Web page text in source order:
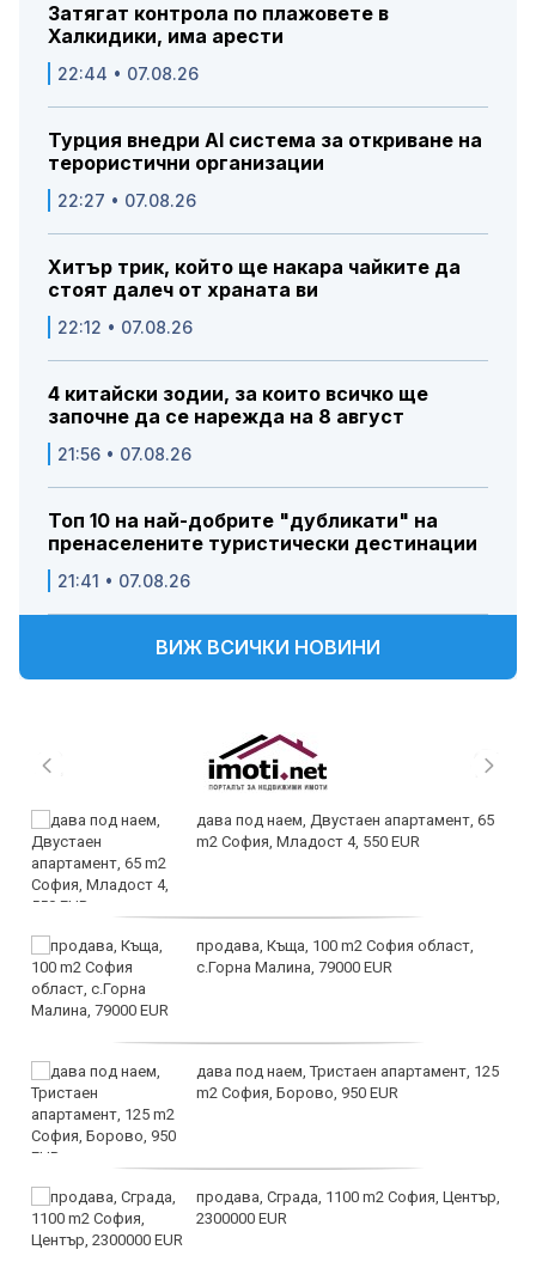
Затягат контрола по плажовете в
Халкидики, има арести
22:44 • 07.08.26
Турция внедри AI система за откриване на
терористични организации
22:27 • 07.08.26
Хитър трик, който ще накара чайките да
стоят далеч от храната ви
22:12 • 07.08.26
4 китайски зодии, за които всичко ще
започне да се нарежда на 8 август
21:56 • 07.08.26
Топ 10 на най-добрите "дубликати" на
пренаселените туристически дестинации
21:41 • 07.08.26
ВИЖ ВСИЧКИ НОВИНИ
дава под наем, Двустаен апартамент, 65
m2 София, Младост 4, 550 EUR
продава, Къща, 100 m2 София област,
с.Горна Малина, 79000 EUR
дава под наем, Тристаен апартамент, 125
m2 София, Борово, 950 EUR
продава, Сграда, 1100 m2 София, Център,
2300000 EUR